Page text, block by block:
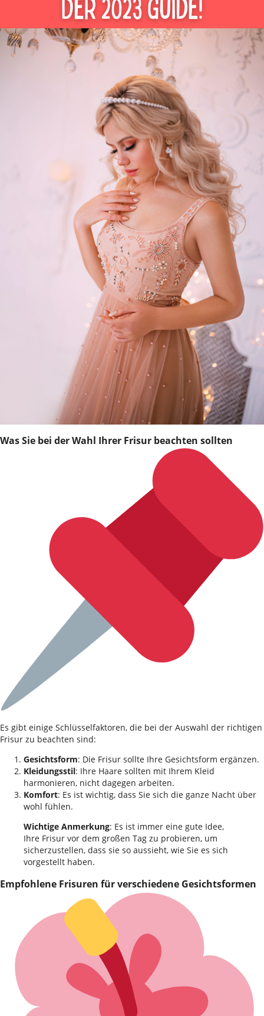
Was Sie bei der Wahl Ihrer Frisur beachten sollten
Es gibt einige Schlüsselfaktoren, die bei der Auswahl der richtigen
Frisur zu beachten sind:
Gesichtsform: Die Frisur sollte Ihre Gesichtsform ergänzen.
Kleidungsstil: Ihre Haare sollten mit Ihrem Kleid
harmonieren, nicht dagegen arbeiten.
Komfort: Es ist wichtig, dass Sie sich die ganze Nacht über
wohl fühlen.
Wichtige Anmerkung: Es ist immer eine gute Idee,
Ihre Frisur vor dem großen Tag zu probieren, um
sicherzustellen, dass sie so aussieht, wie Sie es sich
vorgestellt haben.
Empfohlene Frisuren für verschiedene Gesichtsformen